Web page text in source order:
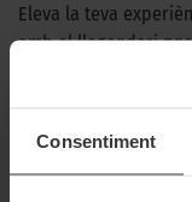
Consentiment
Eleva la teva
amb el llegendari
capturar l'essència
és la combinació